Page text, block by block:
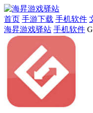
首页 手游下载 手机软件
海昇游戏驿站 手机软件